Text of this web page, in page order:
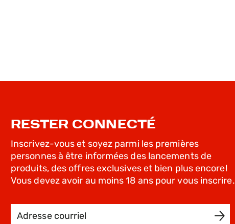
RESTER CONNECTÉ
Inscrivez-vous et soyez parmi les premières
personnes à être informées des lancements de
produits, des offres exclusives et bien plus encore!
Vous devez avoir au moins 18 ans pour vous inscrire.